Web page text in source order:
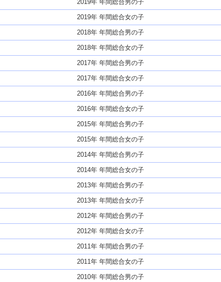
2019年 年間総合男の子
2019年 年間総合女の子
2018年 年間総合男の子
2018年 年間総合女の子
2017年 年間総合男の子
2017年 年間総合女の子
2016年 年間総合男の子
2016年 年間総合女の子
2015年 年間総合男の子
2015年 年間総合女の子
2014年 年間総合男の子
2014年 年間総合女の子
2013年 年間総合男の子
2013年 年間総合女の子
2012年 年間総合男の子
2012年 年間総合女の子
2011年 年間総合男の子
2011年 年間総合女の子
2010年 年間総合男の子